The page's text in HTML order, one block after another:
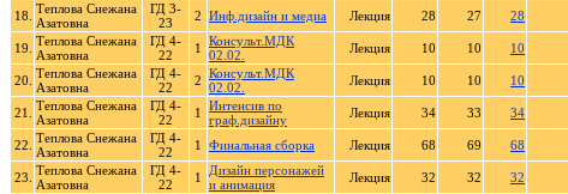
18. Теплова Снежана
Азатовна
ГД 3-
23
2 Инф.дизайн и медиа Лекция 28 27 28
19. Теплова Снежана
Азатовна
ГД 4-
22
1
Консульт.МДК
02.02.
Лекция 10 10 10
20. Теплова Снежана
Азатовна
ГД 4-
22
2 Консульт.МДК
02.02.
Лекция 10 10 10
21.
Теплова Снежана
Азатовна
ГД 4-
22
1
Интенсив по
граф.дизайну
Лекция 34 33 34
22. Теплова Снежана
Азатовна
ГД 4-
22
1 Финальная сборка Лекция 68 69 68
23. Теплова Снежана
Азатовна
ГД 4-
22
1
Дизайн персонажей
и анимация
Лекция 32 32 32